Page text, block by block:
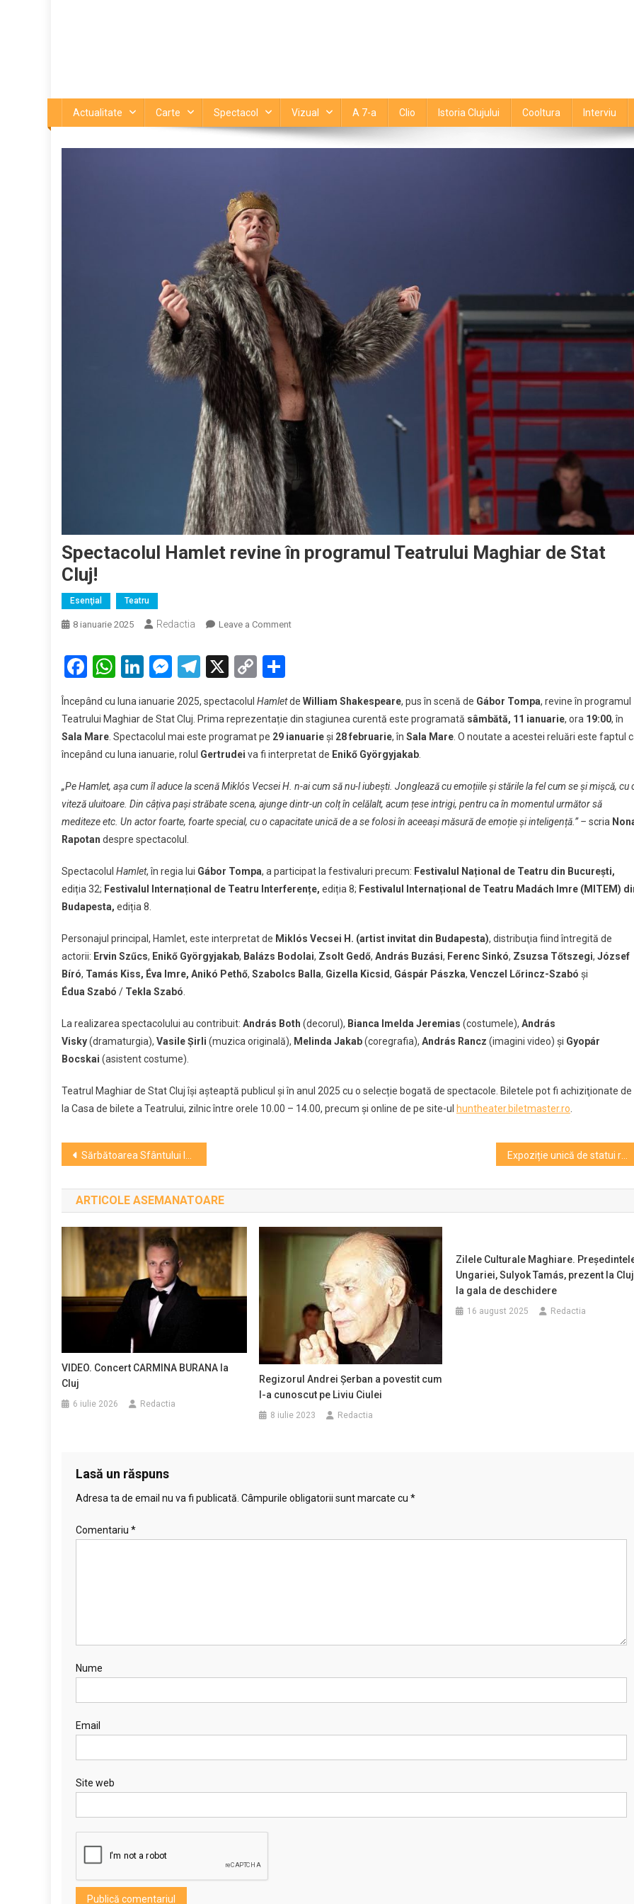
Actualitate Carte Spectacol Vizual A 7-a Clio Istoria Clujului Cooltura Interviu
Spectacolul Hamlet revine în programul Teatrului Maghiar de Stat
Cluj!
Esenţial Teatru
8 ianuarie 2025 Redactia Leave a Commenton
Teatrului
Maghiar
de
Stat
Facebook
WhatsApp
LinkedIn
Messenger
Telegram
X
Copy
Începând cu luna ianuarie 2025, spectacolul Hamletde William Shakespeare, pus în scenă de Gábor Tompa, revine în programul
Teatrului Maghiar de Stat Cluj. Prima reprezentație din stagiunea curentă este programată sâmbătă, 11 ianuarie, ora 19:00, în
Sala Mare. Spectacolul mai este programat pe 29 ianuarieși 28 februarie, în Sala Mare. O noutate a acestei reluări este faptul
începând cu luna ianuarie, rolul Gertrudei va fi interpretat de Enikő Györgyjakab.
„Pe Hamlet, așa cum îl aduce la scenă Miklós Vecsei H. n-ai cum să nu-l iubești. Jonglează cu emoțiile și stările la fel cum se și mișcă, cu
viteză uluitoare. Din câțiva pași străbate scena, ajunge dintr-un colț în celălalt, acum țese intrigi, pentru ca în momentul următor să
mediteze etc. Un actor foarte, foarte special, cu o capacitate unică de a se folosi în aceeași măsură de emoție și inteligență.” – scria
Rapotan despre spectacolul.
Spectacolul Hamlet, în regia lui Gábor Tompa, a participat la festivaluri precum: Festivalul Național de Teatru din București,
ediția 32; Festivalul Internațional de Teatru Interferențe, ediția 8; Festivalul Internațional de Teatru Madách Imre (MITEM)
Budapesta, ediția 8.
Personajul principal, Hamlet, este interpretat de Miklós Vecsei H. (artist invitat din Budapesta), distribuţia fiind întregită de
actorii: Ervin Szűcs, Enikő Györgyjakab, Balázs Bodolai, Zsolt Gedő, András Buzási, Ferenc Sinkó, Zsuzsa Tőtszegi, József
Bíró, Tamás Kiss, Éva Imre, Anikó Pethő, Szabolcs Balla, Gizella Kicsid, Gáspár Pászka, Venczel Lőrincz-Szabó și
ÉduaSzabó / Tekla Szabó.
La realizarea spectacolului au contribuit: András Both (decorul), Bianca Imelda Jeremias (costumele), András
Visky(dramaturgia), Vasile Șirli (muzica originală), Melinda Jakab(coregrafia), András Rancz (imagini video) și Gyopár
Bocskai (asistent costume).
Teatrul Maghiar de Stat Cluj își așteaptă publicul și în anul 2025 cu o selecție bogată de spectacole. Biletele pot fi achiziţionate de
la Casa de bilete a Teatrului, zilnic între orele 10.00 – 14.00, precum şi online de pe site-ul huntheater.biletmaster.ro.
Navigare
în
articole
Sărbătoarea Sfântului Ioan, cel care a anunţat venirea lui Hristos/ Peste 1,9 milioane de români îşi sărbătoresc onomastica Expoziție unică de statui realizate în anii 1700, găzduită de Lapidarium UBB
ARTICOLE ASEMANATOARE
VIDEO. Concert CARMINA BURANA la
Cluj
6 iulie 2026 Redactia
Regizorul Andrei Şerban a povestit cum
l-a cunoscut pe Liviu Ciulei
8 iulie 2023 Redactia
Zilele Culturale Maghiare.
Ungariei, Sulyok Tamás, prezent la Cluj
la gala de deschidere
16 august 2025 Redactia
Lasă un răspuns
Adresa ta de email nu va fi publicată. Câmpurile obligatorii sunt marcate cu *
Comentariu *
Nume
Email
Site web